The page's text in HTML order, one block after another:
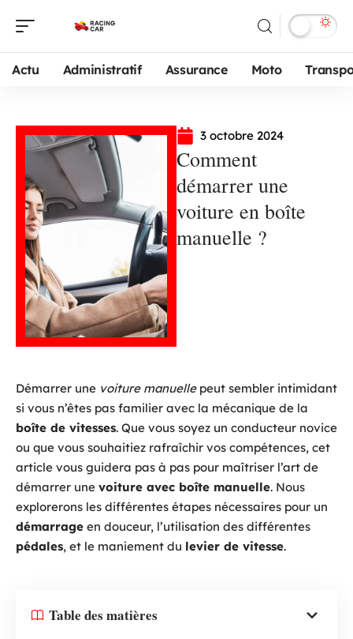
Actu Administratif Assurance Moto
3 octobre 2024
Comment
démarrer une
voiture en boîte
manuelle ?
Démarrer une voiture manuellepeut sembler intimidant
si vous n’êtes pas familier avec la mécanique de la
boîte de vitesses. Que vous soyez un conducteur novice
ou que vous souhaitiez rafraîchir vos compétences, cet
article vous guidera pas à pas pour maîtriser l’art de
démarrer une voiture avec boîte manuelle. Nous
explorerons les différentes étapes nécessaires pour un
démarrage en douceur, l’utilisation des différentes
pédales, et le maniement du levier de vitesse.
Table des matières